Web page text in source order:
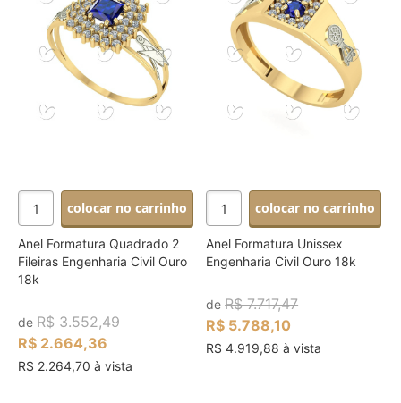
colocar no carrinho
Anel Formatura Quadrado 2
Fileiras Engenharia Civil Ouro
18k
de R$ 3.552,49
R$ 2.664,36
R$ 2.264,70 à vista
colocar no carrinho
Anel Formatura Unissex
Engenharia Civil Ouro 18k
deR$ 7.717,47
R$ 5.788,10
R$ 4.919,88 à vista